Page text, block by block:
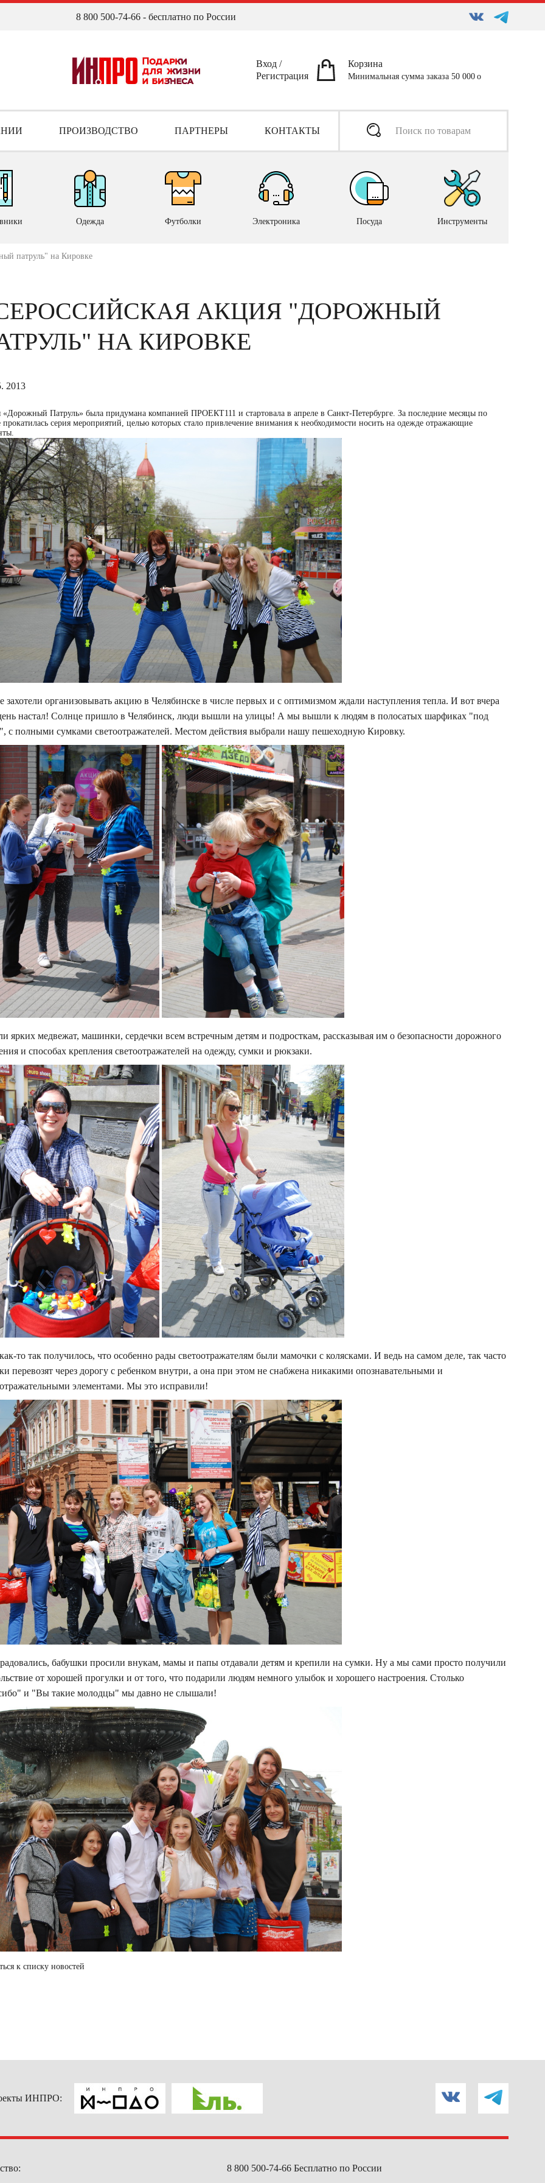
8 800 500-74-66 - бесплатно по России
Вход /
Регистрация
Корзина
Минимальная сумма заказа 50 000
ПРОИЗВОДСТВО ПАРТНЕРЫ КОНТАКТЫ
Одежда Футболки Электроника Посуда Инструменты
патруль" на Кировке
АКЦИЯ "ДОРОЖНЫЙ
НА КИРОВКЕ
2013
Патруль» была придумана компанией ПРОЕКТ111 и стартовала в апреле в Санкт-Петербурге. За последние месяцы по
прокатилась серия мероприятий, целью которых стало привлечение внимания к необходимости носить на одежде отражающие
организовывать акцию в Челябинске в числе первых и с оптимизмом ждали наступления тепла. И вот вчера
настал! Солнце пришло в Челябинск, люди вышли на улицы! А мы вышли к людям в полосатых шарфиках "под
с полными сумками светоотражателей. Местом действия выбрали нашу пешеходную Кировку.
ярких медвежат, машинки, сердечки всем встречным детям и подросткам, рассказывая им о безопасности дорожного
и способах крепления светоотражателей на одежду, сумки и рюкзаки.
то так получилось, что особенно рады светоотражателям были мамочки с колясками. И ведь на самом деле, так часто
перевозят через дорогу с ребенком внутри, а она при этом не снабжена никакими опознавательными и
элементами. Мы это исправили!
бабушки просили внукам, мамы и папы отдавали детям и крепили на сумки. Ну а мы сами просто получили
от хорошей прогулки и от того, что подарили людям немного улыбок и хорошего настроения. Столько
и "Вы такие молодцы" мы давно не слышали!
к списку новостей
ИНПРО:
8 800 500-74-66Бесплатно по России